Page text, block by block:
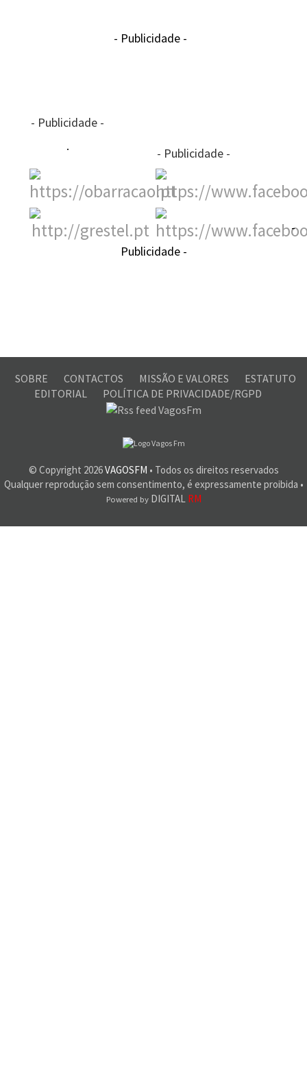
- Publicidade -
- Publicidade -
- Publicidade -
-
Publicidade -
SOBRE CONTACTOS MISSÃO E VALORES
ESTATUTO
EDITORIAL
POLÍTICA DE PRIVACIDADE/RGPD
© Copyright 2026VAGOSFM • Todos os direitos reservados
Qualquer reprodução sem consentimento, é expressamente proibida •
Powered byDIGITAL RM